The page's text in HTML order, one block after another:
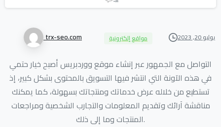
trx-seo.com مواقع إلكترونية يوليو 20, 2023
التواصل مع الجمهور عبر إنشاء موقع ووردبريس أصبح خيار حتمي
في هذه الآونة التي انتشر فيها التسويق بالمحتوى بشكل كبير، إذ
تستطيع من خلاله عرض خدماتك ومنتجاتك بسهولة، كما يمكنك
مناقشة آرائك وتقديم المعلومات والتجارب الشخصية ومراجعات
المنتجات وما إلى ذلك.